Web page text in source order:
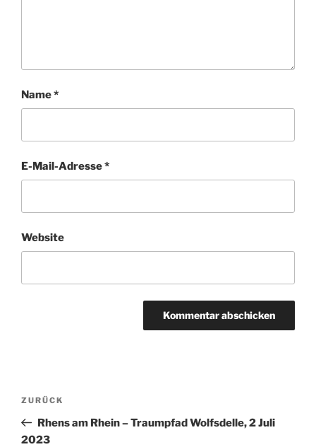
Name*
E-Mail-Adresse*
Website
Beitragsnavigation
Vorheriger
Beitrag
ZURÜCK
Rhens am Rhein – Traumpfad Wolfsdelle, 2 Juli
2023